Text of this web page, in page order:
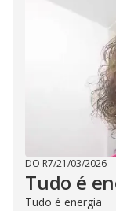
DO R7/21/03/2026
Tudo é
Tudo é energia